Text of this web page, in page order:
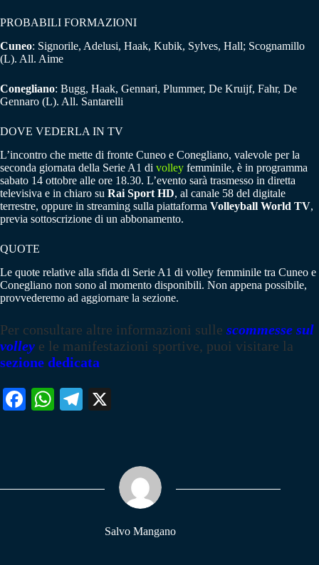
PROBABILI FORMAZIONI
Cuneo: Signorile, Adelusi, Haak, Kubik, Sylves, Hall; Scognamillo
(L). All. Aime
Conegliano: Bugg, Haak, Gennari, Plummer, De Kruijf, Fahr, De
Gennaro (L). All. Santarelli
DOVE VEDERLA IN TV
L’incontro che mette di fronte Cuneo e Conegliano, valevole per la
seconda giornata della Serie A1 di volley femminile, è in programma
sabato 14 ottobre alle ore 18.30. L’evento sarà trasmesso in diretta
televisiva e in chiaro su Rai Sport HD, al canale 58 del digitale
terrestre, oppure in streaming sulla piattaforma Volleyball World TV,
previa sottoscrizione di un abbonamento.
QUOTE
Le quote relative alla sfida di Serie A1 di volley femminile tra Cuneo e
Conegliano non sono al momento disponibili. Non appena possibile,
provvederemo ad aggiornare la sezione.
Per consultare altre informazioni sulle scommesse sul
volley e le manifestazioni sportive, puoi visitare la
sezione dedicata
Fa W
pp
Te
m
Salvo Mangano